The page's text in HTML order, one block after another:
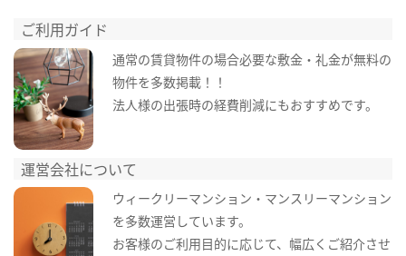
ご利用ガイド
通常の賃貸物件の場合必要な敷金・礼金が無料の
物件を多数掲載！！
法人様の出張時の経費削減にもおすすめです。
運営会社について
ウィークリーマンション・マンスリーマンション
を多数運営しています。
お客様のご利用目的に応じて、幅広くご紹介させ